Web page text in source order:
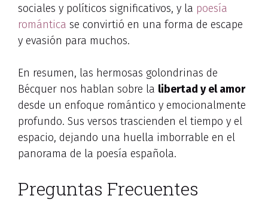
sociales y políticos significativos, y la poesía
romántica se convirtió en una forma de escape
y evasión para muchos.
En resumen, las hermosas golondrinas de
Bécquer nos hablan sobre la libertad y el amor
desde un enfoque romántico y emocionalmente
profundo. Sus versos trascienden el tiempo y el
espacio, dejando una huella imborrable en el
panorama de la poesía española.
Preguntas Frecuentes